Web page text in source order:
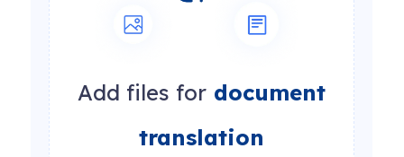
Add files for document
translation